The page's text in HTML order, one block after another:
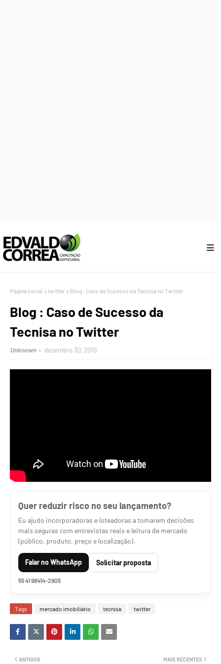
Página inicial twitter Blog : Caso de Sucesso da Tecnisa no Twitter
Blog : Caso de Sucesso da
Tecnisa no Twitter
Unknown dezembro 30, 2010
Quer reduzir risco no seu lançamento?
Eu ajudo incorporadoras e loteadoras a tomarem decisões
mais seguras com entrevistas reais e leitura de mercado
(público, produto, preço e localização).
Falar no WhatsApp Solicitar proposta
55 41 98414-2905
Tags mercado imobiliário tecnisa twitter
MAIS RECENTES
ANTIGOS